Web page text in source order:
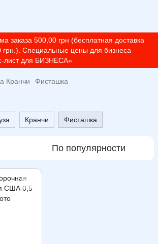
заказа 500,00 грн (бесплатная доставка
грн.). Специальные цены для бизнеса
лист для БИЗНЕСА»
Кранчи Фисташка
Кранчи Фисташка
По популярности